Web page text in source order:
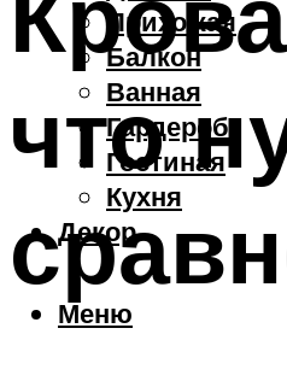
Прихожая
Балкон
Ванная
Гардероб
Гостиная
Кухня
Декор
Меню
что